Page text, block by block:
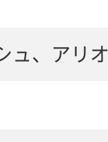
ュ、アリ